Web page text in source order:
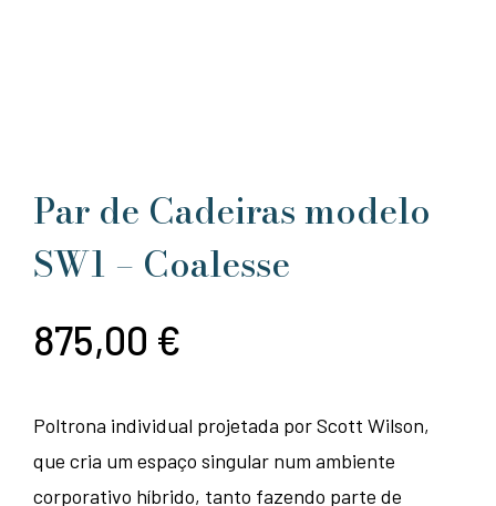
Par de Cadeiras modelo
SW1 – Coalesse
875,00 €
Poltrona individual projetada por Scott Wilson,
que cria um espaço singular num ambiente
corporativo híbrido, tanto fazendo parte de